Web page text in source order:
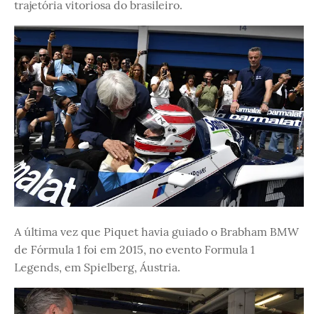
trajetória vitoriosa do brasileiro.
A última vez que Piquet havia guiado o Brabham BMW
de Fórmula 1 foi em 2015, no evento Formula 1
Legends, em Spielberg, Áustria.